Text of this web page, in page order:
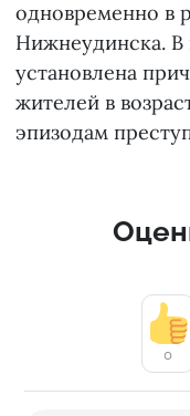
одновременно в
Нижнеудинска.
установлена
жителей в
эпизодам
0